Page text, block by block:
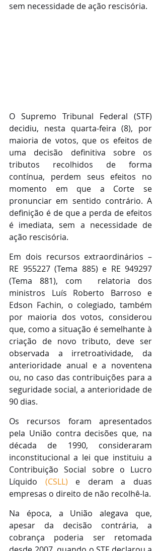
sem necessidade de ação rescisória.
O Supremo Tribunal Federal (STF)
decidiu, nesta quarta-feira (8), por
maioria de votos, que os efeitos de
uma decisão definitiva sobre os
tributos recolhidos de forma
contínua, perdem seus efeitos no
momento em que a Corte se
pronunciar em sentido contrário. A
definição é de que a perda de efeitos
é imediata, sem a necessidade de
ação rescisória.
Em dois recursos extraordinários –
RE 955227 (Tema 885) e RE 949297
(Tema 881), com  relatoria dos
ministros Luís Roberto Barroso e
Edson Fachin, o colegiado, também
por maioria dos votos, considerou
que, como a situação é semelhante à
criação de novo tributo, deve ser
observada a irretroatividade, da
anterioridade anual e a noventena
ou, no caso das contribuições para a
seguridade social, a anterioridade de
90 dias.
Os recursos foram apresentados
pela União contra decisões que, na
década de 1990, consideraram
inconstitucional a lei que instituiu a
Contribuição Social sobre o Lucro
Líquido (CSLL) e deram a duas
Na época, a União alegava que,
apesar da decisão contrária, a
cobrança poderia ser retomada